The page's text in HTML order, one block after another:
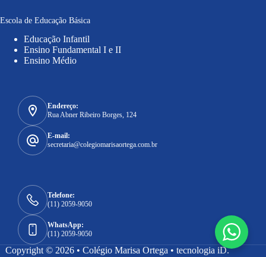
Escola de Educação Básica
Educação Infantil
Ensino Fundamental I e II
Ensino Médio
Endereço:
Rua Abner Ribeiro Borges, 124
E-mail:
secretaria@colegiomarisaortega.com.br
Telefone:
(11) 2059-9050
WhatsApp:
(11) 2059-9050
Copyright © 2026 • Colégio Marisa Ortega • tecnologia iD.